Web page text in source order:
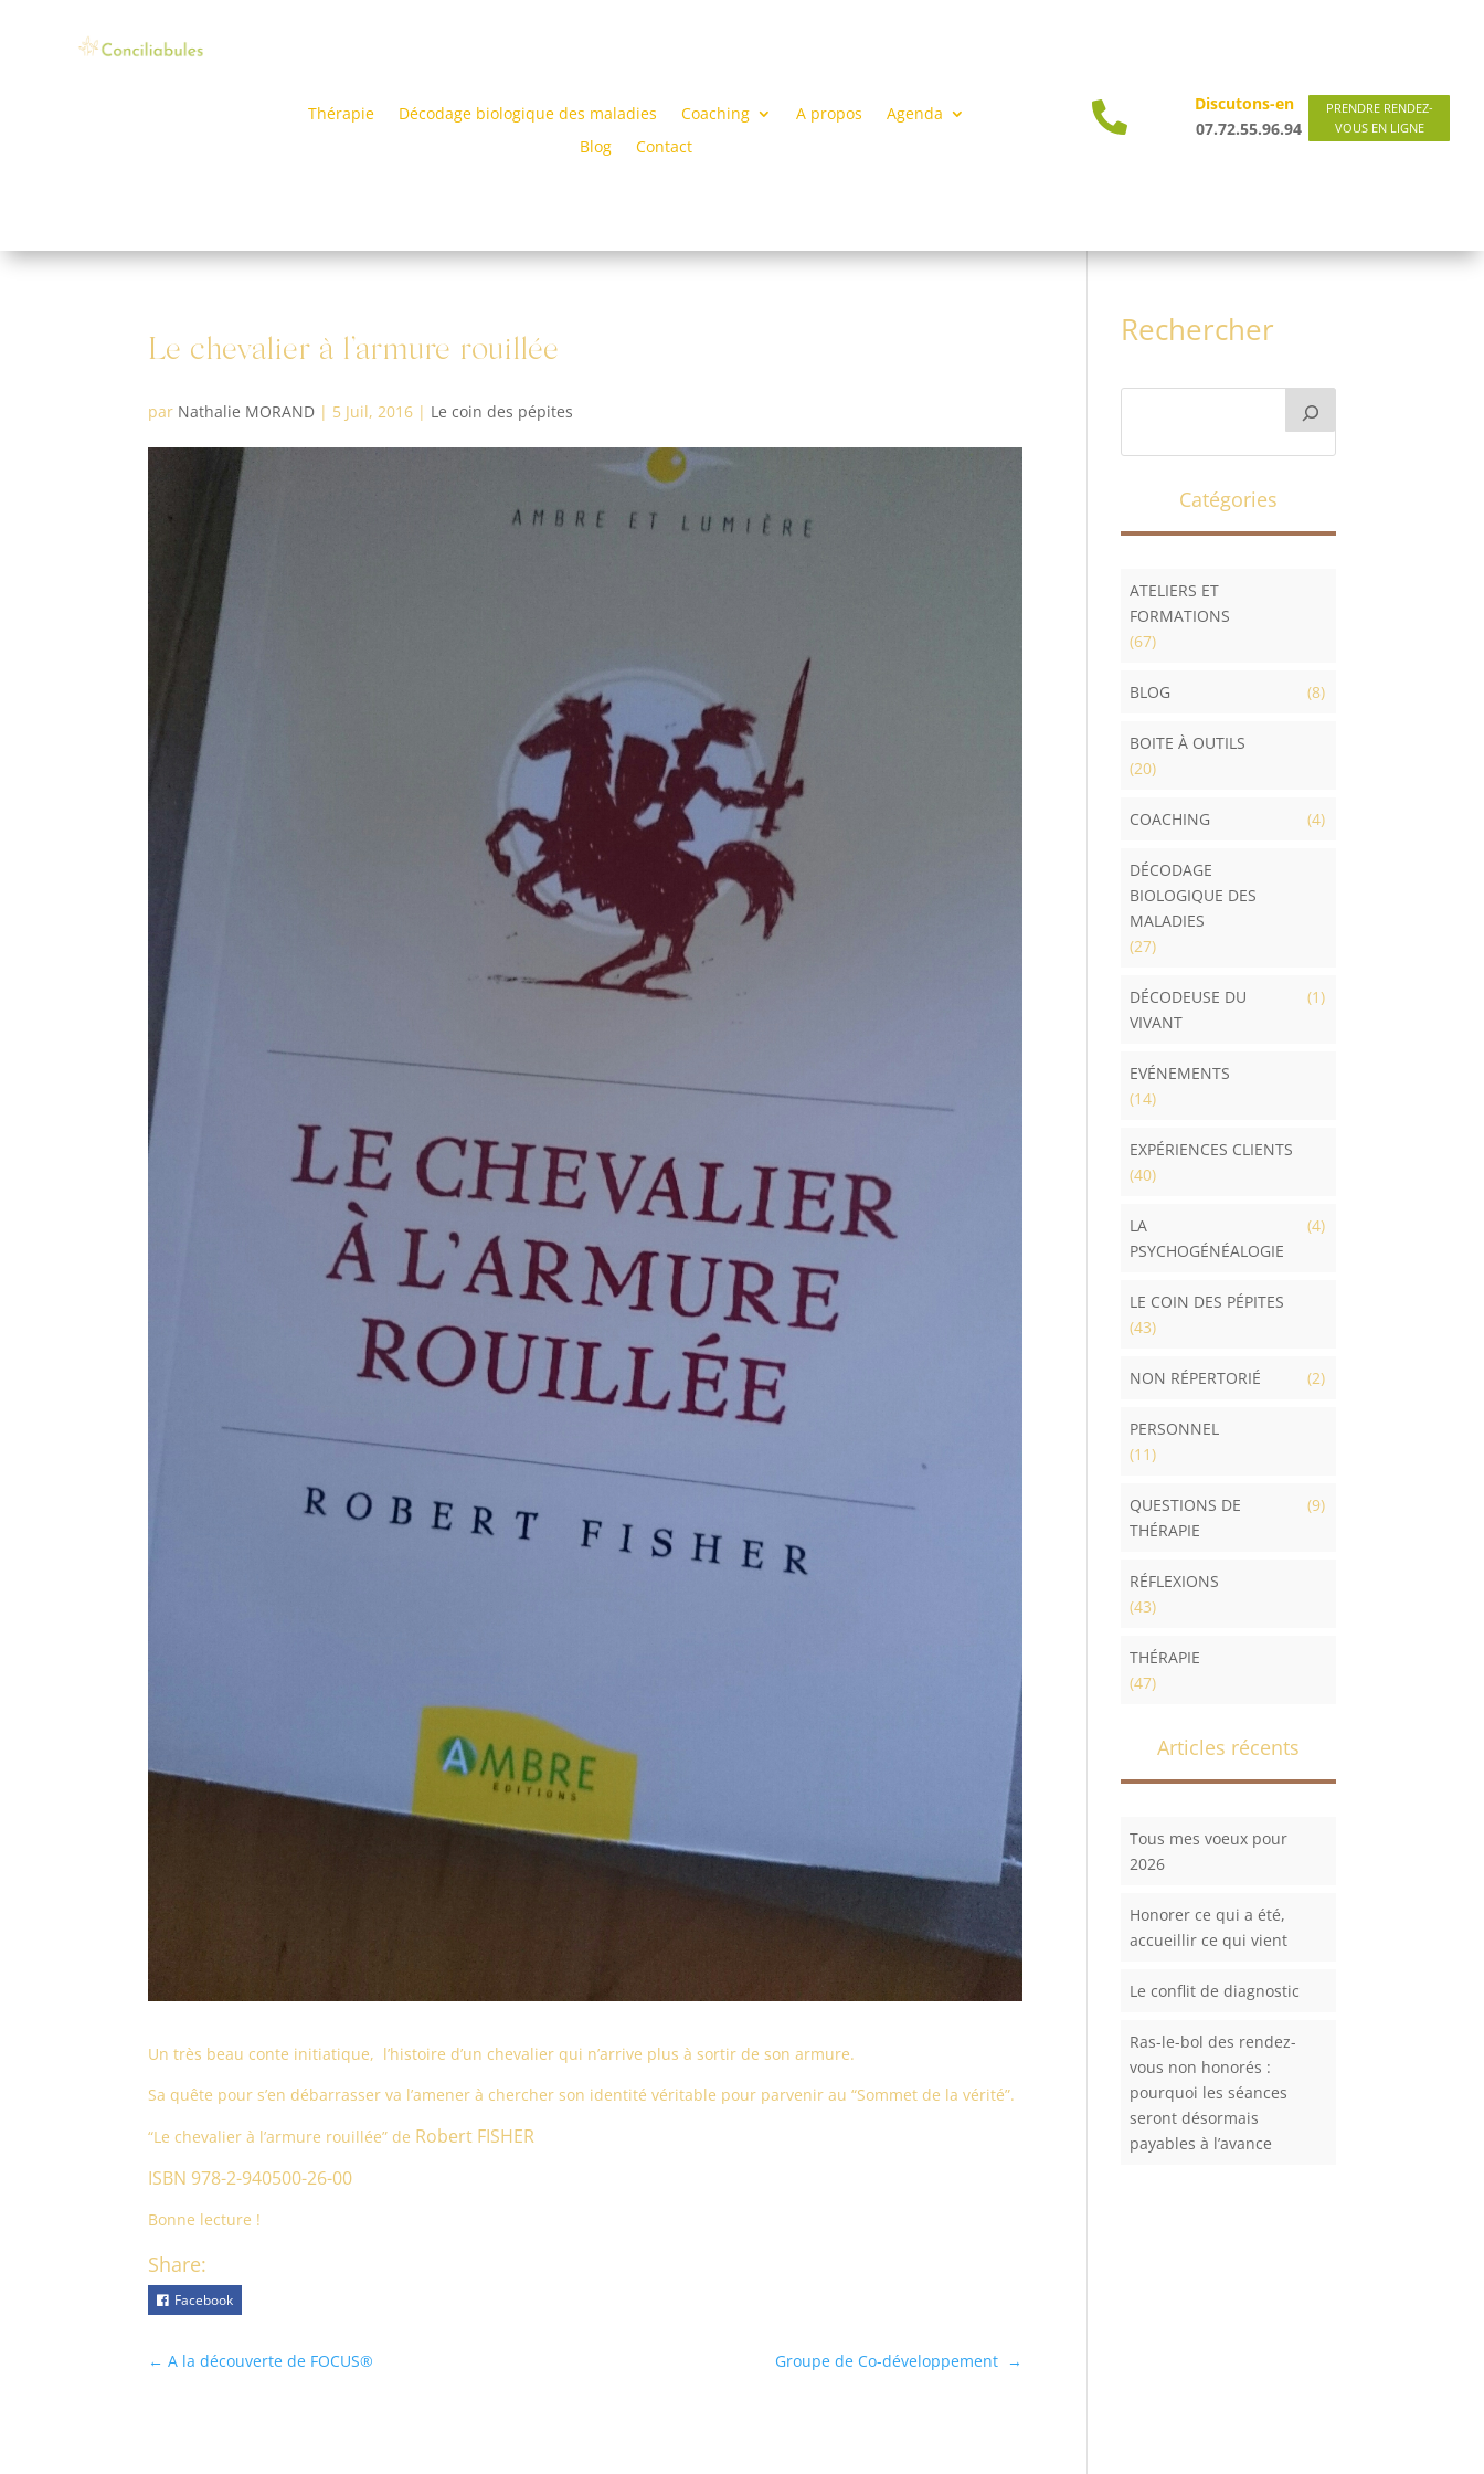
Thérapie Décodage biologique des maladies Coaching A propos
Agenda
Blog
Contact

Discutons-en
07.72.55.96.94
PRENDRE RENDEZ-
VOUS EN LIGNE
Le chevalier à l’armure rouillée
par Nathalie MORAND | 5 Juil, 2016 | Le coin des pépites
Un très beau conte initiatique, l’histoire d’un chevalier qui n’arrive plus à sortir de son armure.
Sa quête pour s’en débarrasser va l’amener à chercher son identité véritable pour parvenir au “Sommet de la vérité”.
“Le chevalier à l’armure rouillée” de Robert FISHER
ISBN 978-2-940500-26-00
Bonne lecture !
Share:
Facebook
← A la découverte de FOCUS® Groupe de Co-développement →
Rechercher
Catégories
ATELIERS ET
FORMATIONS
(67)
BLOG (8)
BOITE À OUTILS
(20)
COACHING (4)
DÉCODAGE
BIOLOGIQUE DES
MALADIES
(27)
DÉCODEUSE DU
VIVANT
(1)
EVÉNEMENTS
(14)
EXPÉRIENCES CLIENTS
(40)
LA
PSYCHOGÉNÉALOGIE
(4)
LE COIN DES PÉPITES
(43)
NON RÉPERTORIÉ (2)
PERSONNEL
(11)
QUESTIONS DE
THÉRAPIE
(9)
RÉFLEXIONS
(43)
THÉRAPIE
(47)
Articles récents
Tous mes voeux pour
2026
Honorer ce qui a été,
accueillir ce qui vient
Le conflit de diagnostic
Ras-le-bol des rendez-
vous non honorés :
pourquoi les séances
seront désormais
payables à l’avance